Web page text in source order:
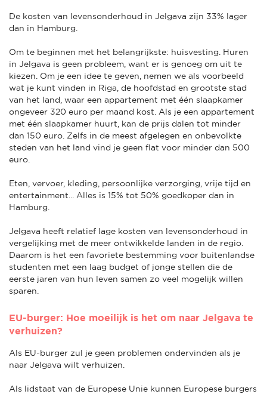
De kosten van levensonderhoud in Jelgava zijn 33% lager
dan in Hamburg.
Om te beginnen met het belangrijkste: huisvesting. Huren
in Jelgava is geen probleem, want er is genoeg om uit te
kiezen. Om je een idee te geven, nemen we als voorbeeld
wat je kunt vinden in Riga, de hoofdstad en grootste stad
van het land, waar een appartement met één slaapkamer
ongeveer 320 euro per maand kost. Als je een appartement
met één slaapkamer huurt, kan de prijs dalen tot minder
dan 150 euro. Zelfs in de meest afgelegen en onbevolkte
steden van het land vind je geen flat voor minder dan 500
euro.
Eten, vervoer, kleding, persoonlijke verzorging, vrije tijd en
entertainment... Alles is 15% tot 50% goedkoper dan in
Hamburg.
Jelgava heeft relatief lage kosten van levensonderhoud in
vergelijking met de meer ontwikkelde landen in de regio.
Daarom is het een favoriete bestemming voor buitenlandse
studenten met een laag budget of jonge stellen die de
eerste jaren van hun leven samen zo veel mogelijk willen
sparen.
EU-burger: Hoe moeilijk is het om naar Jelgava te
verhuizen?
Als EU-burger zul je geen problemen ondervinden als je
naar Jelgava wilt verhuizen.
Als lidstaat van de Europese Unie kunnen Europese burgers